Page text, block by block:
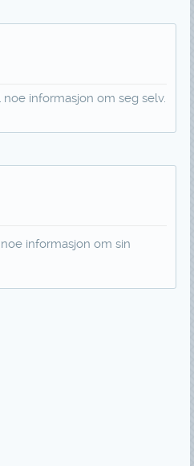
informasjon om seg selv.
informasjon om sin